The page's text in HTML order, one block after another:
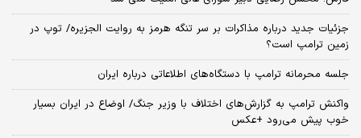
جزئیات جدید درباره مذاکرات بر سر تنگه هرمز به روایت الجزیره/ توپ در
زمین ترامپ است؟
جلسه محرمانه ترامپ با دستگاه‌های اطلاعاتی درباره ایران
واکنش ترامپ به گزارش‌های اختلاف با وزیر جنگ/ اوضاع در ایران بسیار
خوب پیش می‌رود +عکس